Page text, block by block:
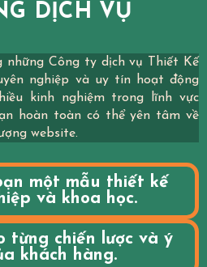
DỊCH VỤ
những Công ty dịch vụ Thiết Kế
nghiệp và uy tín hoạt động
kinh nghiệm trong lĩnh vực
hoàn toàn có thể yên tâm về
website.
một mẫu thiết kế
và khoa học.
từng chiến lược và ý
khách hàng.